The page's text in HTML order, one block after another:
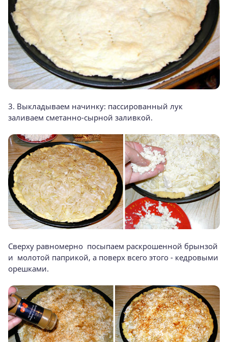
3. Выкладываем начинку: пассированный лук
заливаем сметанно-сырной заливкой.
Сверху равномерно посыпаем раскрошенной брынзой
и молотой паприкой, а поверх всего этого - кедровыми
орешками.